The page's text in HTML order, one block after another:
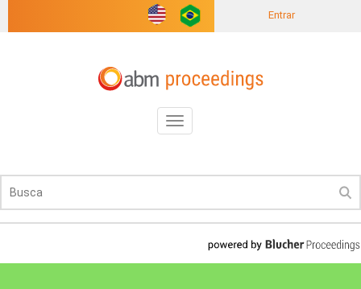
Entrar
Toggle
navigation